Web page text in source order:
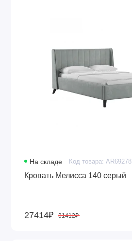
На складе Код товара: AR69278
Кровать Мелисса 140 серый
27414₽ 31412₽